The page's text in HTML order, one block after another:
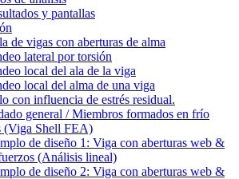
y pantallas
de vigas con aberturas de alma
lateral por torsión
local del ala de la viga
local del alma de una viga
con influencia de estrés residual.
general / Miembros formados en frío
(Viga Shell FEA)
de diseño 1: Viga con aberturas web &
(Análisis lineal)
de diseño 2: Viga con aberturas web &